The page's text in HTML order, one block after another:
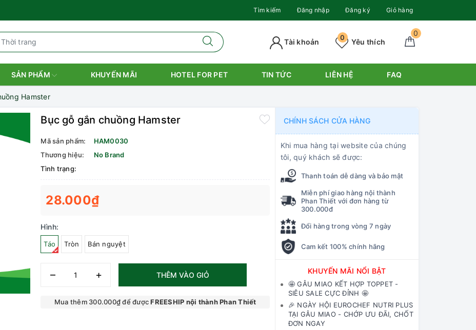
Tìm kiếm Đăng nhập Đăng ký Giỏ hàng
0
Yêu thích
0
Tài khoản
SẢN PHẨM KHUYẾN MÃI HOTEL FOR PET TIN TỨC LIÊN HỆ FAQ
Hamster
Bục gỗ gắn chuồng Hamster
Mã sản phẩm:
HAM0030
Thương hiệu:
No Brand
Tình trạng:
28.000₫
Hình:
Táo Tròn Bán nguyệt
– + THÊM VÀO GIỎ
Mua thêm 300.000₫ để đượcFREESHIP nội thành Phan Thiết
CHÍNH SÁCH CỬA HÀNG
Khi mua hàng tại website của chúng
tôi, quý khách sẽ được:
Thanh toán dễ dàng và bảo mật
Miễn phí giao hàng nội thành
Phan Thiết với đơn hàng từ
300.000đ
Đổi hàng trong vòng 7 ngày
Cam kết 100% chính hãng
KHUYẾN MÃI NỔI BẬT
🤩 GÂU MIAO KẾT HỢP TOPPET -
SIÊU SALE CỰC ĐỈNH 🤩
🎉 NGÀY HỘI EUROCHEF NUTRI PLUS
TẠI GÂU MIAO - CHỚP ƯU ĐÃI, CHỐT
ĐƠN NGAY